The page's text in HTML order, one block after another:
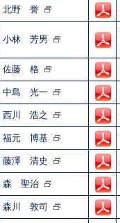
北野 誉
小林 芳男
佐藤 格
中島 光一
西川 浩之
福元 博基
藤澤 清史
森 聖治
森川 敦司